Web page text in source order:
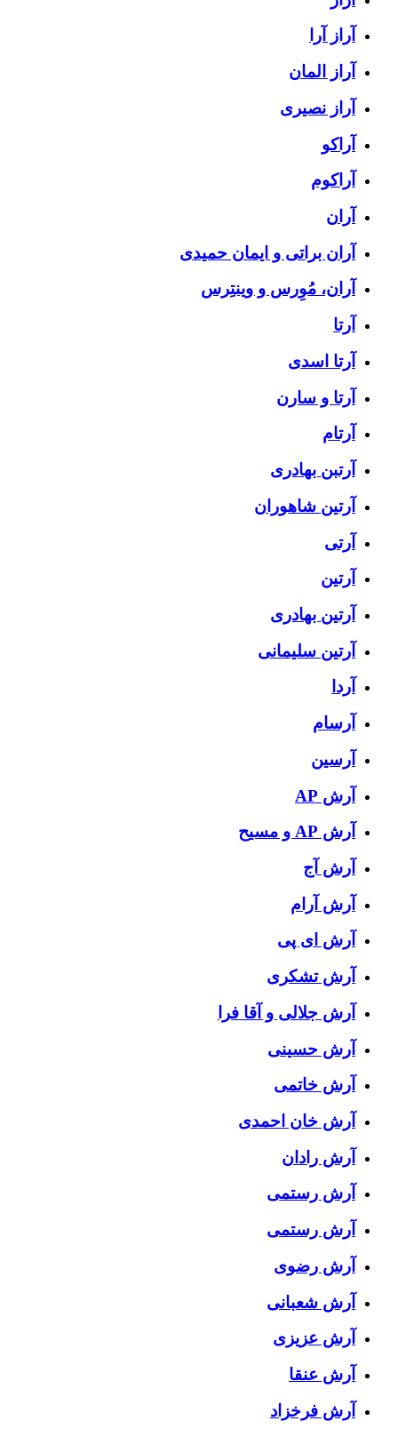
آراز آرا
آراز المان
آراز نصیری
آراکو
آراکوم
آران
آران براتی و ایمان حمیدی
آران، مُوِرس و وینتِرس
آرتا
آرتا اسدی
آرتا و سارن
آرتام
آرتبن بهادری
آرتين شاهوران
آرتی
آرتین
آرتین بهادری
آرتین سلیمانی
آردا
آرسام
آرسین
آرش AP
آرش AP و مسیح
آرش آج
آرش آرام
آرش ای پی
آرش تشکری
آرش جلالی و آقا فرا
آرش حسینی
آرش خاتمی
آرش خان احمدی
آرش رادان
آرش رستمى
آرش رستمی
آرش رضوی
آرش شعبانی
آرش عزیزی
آرش عنقا
آرش فرخزاد